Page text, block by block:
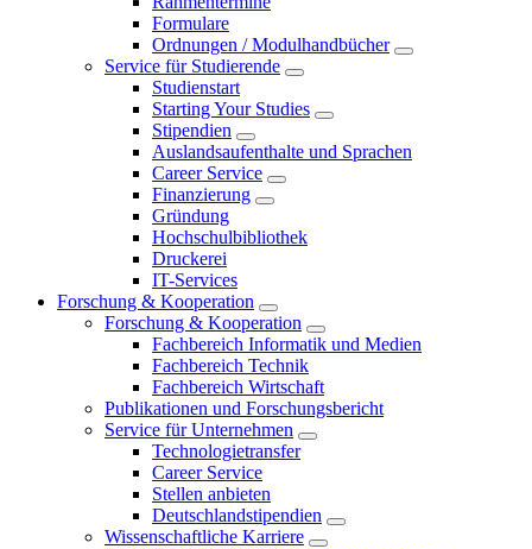
Formulare
Ordnungen / Modulhandbücher
Service für Studierende
Studienstart
Starting Your Studies
Stipendien
Auslandsaufenthalte und Sprachen
Career Service
Finanzierung
Gründung
Hochschulbibliothek
Druckerei
IT-Services
Forschung & Kooperation
Forschung & Kooperation
Fachbereich Informatik und Medien
Fachbereich Technik
Fachbereich Wirtschaft
Publikationen und Forschungsbericht
Service für Unternehmen
Technologietransfer
Career Service
Stellen anbieten
Deutschlandstipendien
Wissenschaftliche Karriere